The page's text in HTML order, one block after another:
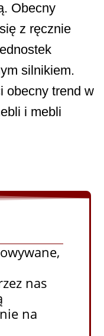
Obecny
z ręcznie
silnikiem.
obecny trend w
i mebli
nas
na